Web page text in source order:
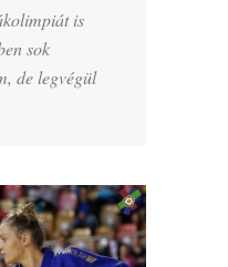
is
sok
de legvégül